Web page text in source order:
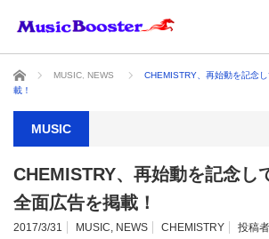
ホーム MUSIC NEWS
CHEMISTRY、再始動を記念
載！
MUSIC
CHEMISTRY、再始動を記念し
全面広告を掲載！
2017/3/31 MUSIC, NEWS CHEMISTRY 投稿